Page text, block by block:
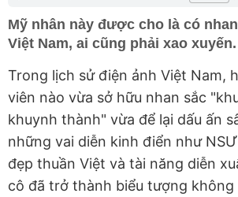
Mỹ nhân này được cho là có
Việt Nam, ai cũng phải xao xuyến.
Trong lịch sử điện ảnh Việt Nam,
viên nào vừa sở hữu nhan sắc
khuynh thành" vừa để lại dấu ấn
những vai diễn kinh điển như
đẹp thuần Việt và tài năng diễn
cô đã trở thành biểu tượng không